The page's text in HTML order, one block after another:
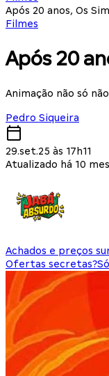
Após 20 anos, Os
Filmes
Após 20
Animação não só
Pedro Siqueira
29.set.25 às 17h11
Atualizado há 10
Achados e preços
Ofertas secretas?